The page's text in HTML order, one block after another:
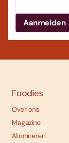
Foodies
Over ons
Magazine
Abonneren